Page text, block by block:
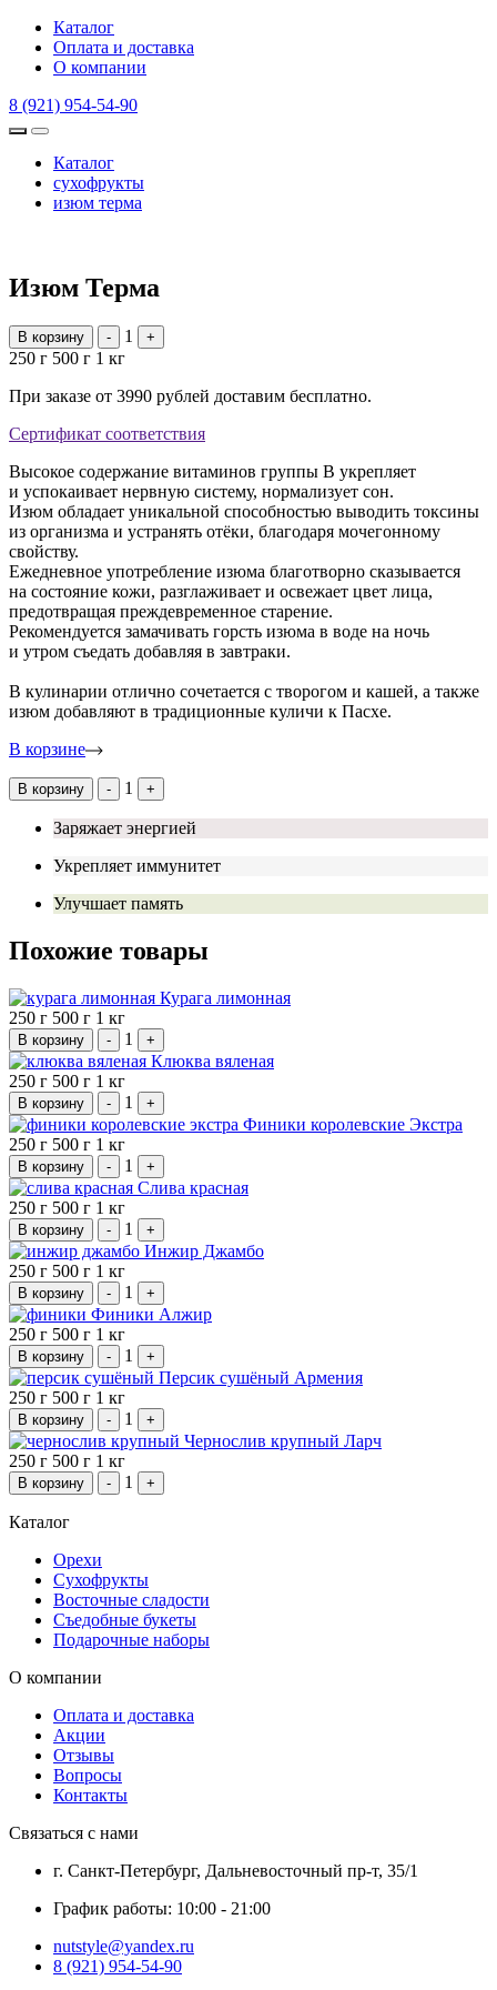
Каталог
Оплата и доставка
О компании
8 (921) 954-54-90
Каталог
сухофрукты
изюм терма
Изюм Терма
В корзину - 1 +
250 г 500 г 1 кг
При заказе от 3990 рублей доставим бесплатно.
Сертификат соответствия
Высокое содержание витаминов группы В укрепляет
и успокаивает нервную систему, нормализует сон.
Изюм обладает уникальной способностью выводить токсины
из организма и устранять отёки, благодаря мочегонному
свойству.
Ежедневное употребление изюма благотворно сказывается
на состояние кожи, разглаживает и освежает цвет лица,
предотвращая преждевременное старение.
Рекомендуется замачивать горсть изюма в воде на ночь
и утром съедать добавляя в завтраки.
В кулинарии отлично сочетается с творогом и кашей, а также
изюм добавляют в традиционные куличи к Пасхе.
В корзине
В корзину - 1 +
Заряжает энергией
Укрепляет иммунитет
Улучшает память
Похожие товары
Курага лимонная
250 г 500 г 1 кг
В корзину - 1 +
Клюква вяленая
250 г 500 г 1 кг
В корзину - 1 +
Финики королевские Экстра
250 г 500 г 1 кг
В корзину - 1 +
Слива красная
250 г 500 г 1 кг
В корзину - 1 +
Инжир Джамбо
250 г 500 г 1 кг
В корзину - 1 +
Финики Алжир
250 г 500 г 1 кг
В корзину - 1 +
Персик сушёный Армения
250 г 500 г 1 кг
В корзину - 1 +
Чернослив крупный Ларч
250 г 500 г 1 кг
В корзину - 1 +
Каталог
Орехи
Сухофрукты
Восточные сладости
Съедобные букеты
Подарочные наборы
О компании
Оплата и доставка
Акции
Отзывы
Вопросы
Контакты
Связаться с нами
г. Санкт-Петербург, Дальневосточный пр-т, 35/1
График работы: 10:00 - 21:00
nutstyle@yandex.ru
8 (921) 954-54-90